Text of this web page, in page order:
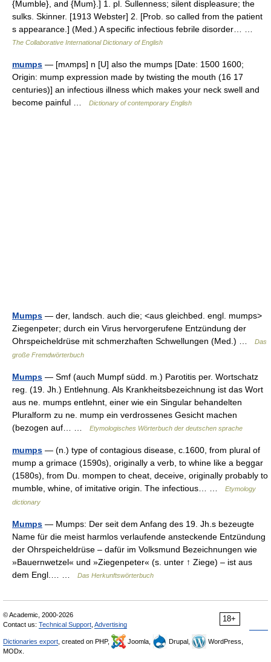
{Mumble}, and {Mum}.] 1. pl. Sullenness; silent displeasure; the
sulks. Skinner. [1913 Webster] 2. [Prob. so called from the patient
s appearance.] (Med.) A specific infectious febrile disorder… …
The Collaborative International Dictionary of English
mumps — [mʌmps] n [U] also the mumps [Date: 1500 1600;
Origin: mump expression made by twisting the mouth (16 17
centuries)] an infectious illness which makes your neck swell and
become painful …
Dictionary of contemporary English
Mumps — der, landsch. auch die; <aus gleichbed. engl. mumps>
Ziegenpeter; durch ein Virus hervorgerufene Entzündung der
Ohrspeicheldrüse mit schmerzhaften Schwellungen (Med.) …
Das
große Fremdwörterbuch
Mumps — Smf (auch Mumpf südd. m.) Parotitis per. Wortschatz
reg. (19. Jh.) Entlehnung. Als Krankheitsbezeichnung ist das Wort
aus ne. mumps entlehnt, einer wie ein Singular behandelten
Pluralform zu ne. mump ein verdrossenes Gesicht machen
(bezogen auf… …
Etymologisches Wörterbuch der deutschen sprache
mumps — (n.) type of contagious disease, c.1600, from plural of
mump a grimace (1590s), originally a verb, to whine like a beggar
(1580s), from Du. mompen to cheat, deceive, originally probably to
mumble, whine, of imitative origin. The infectious… …
Etymology
dictionary
Mumps — Mumps: Der seit dem Anfang des 19. Jh.s bezeugte
Name für die meist harmlos verlaufende ansteckende Entzündung
der Ohrspeicheldrüse – dafür im Volksmund Bezeichnungen wie
»Bauernwetzel« und »Ziegenpeter« (s. unter ↑ Ziege) – ist aus
dem Engl.… …
Das Herkunftswörterbuch
18+
© Academic, 2000-2026
Contact us: Technical Support Advertising
Dictionaries export , created on PHP, Joomla, Drupal,
WordPress,
MODx.